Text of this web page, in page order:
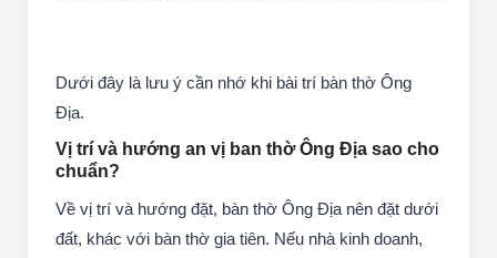
Dưới đây là lưu ý cần nhớ khi bài trí bàn thờ Ông
Địa.
Vị trí và hướng an vị ban thờ Ông Địa sao cho
chuẩn?
Về vị trí và hướng đặt, bàn thờ Ông Địa nên đặt dưới
đất, khác với bàn thờ gia tiên. Nếu nhà kinh doanh,